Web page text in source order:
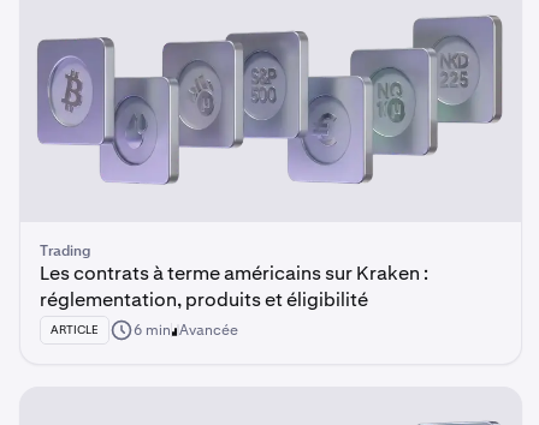
Trading
Les contrats à terme américains sur Kraken :
réglementation, produits et éligibilité
ARTICLE 6 min Avancée